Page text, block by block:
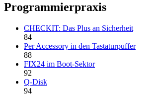
Programmierpraxis
CHECKIT: Das Plus an Sicherheit
84
Per Accessory in den Tastaturpuffer
88
FIX24 im Boot-Sektor
92
Q-Disk
94